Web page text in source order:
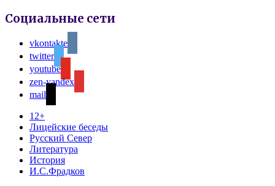
Социальные сети
vkontakte
twitter
youtube
zen-yandex
mail
12+
Лицейские беседы
Русский Север
Литература
История
И.С.Фрадков